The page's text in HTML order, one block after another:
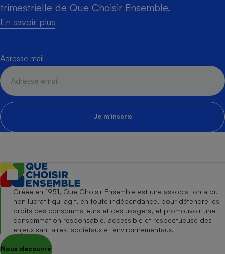
trimestrielle de Que Choisir Ensemble.
En savoir plus
Adresse mail
Je m'inscris
Créée en 1951, Que Choisir Ensemble est une association à but
non lucratif qui agit, en toute indépendance, pour défendre les
droits des consommateurs et des usagers, et promouvoir une
consommation responsable, accessible et respectueuse des
enjeux sanitaires, sociétaux et environnementaux.
Nous découvrir